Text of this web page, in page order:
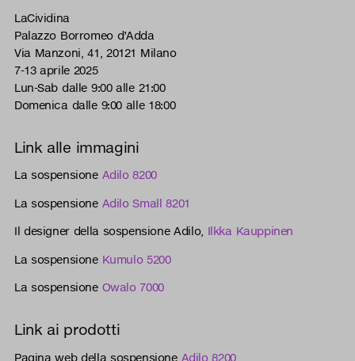
LaCividina
Palazzo Borromeo d’Adda
Via Manzoni, 41, 20121 Milano
7-13 aprile 2025
Lun-Sab dalle 9:00 alle 21:00
Domenica dalle 9:00 alle 18:00
Link alle immagini
La sospensione Adilo 8200
La sospensione Adilo Small 8201
Il designer della sospensione Adilo, Ilkka Kauppinen
La sospensione Kumulo 5200
La sospensione Owalo 7000
Link ai prodotti
Pagina web della sospensione Adilo 8200